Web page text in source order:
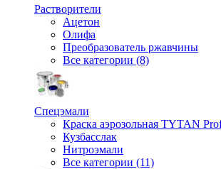
Растворители
Ацетон
Олифа
Преобразователь ржавчины
Все категории (8)
Спецэмали
Краска аэрозольная TYTAN
Кузбасслак
Нитроэмали
Все категории (11)